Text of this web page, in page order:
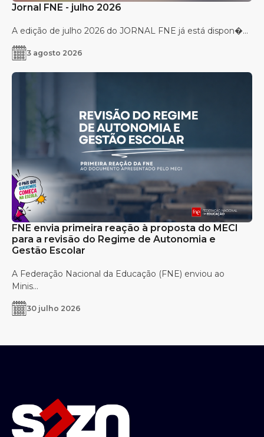
Jornal FNE - julho 2026
A edição de julho 2026 do JORNAL FNE já está dispon�...
3 agosto 2026
FNE envia primeira reação à proposta do MECI
para a revisão do Regime de Autonomia e
Gestão Escolar
A Federação Nacional da Educação (FNE) enviou ao
Minis...
30 julho 2026